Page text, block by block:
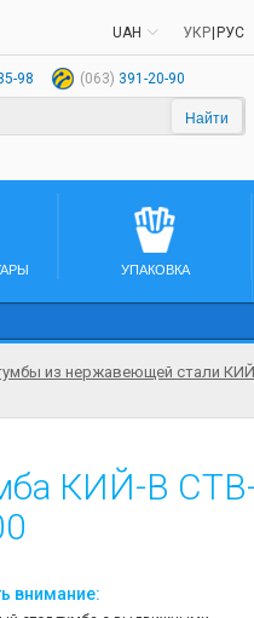
UAH РУС
УКР
98 (063) 391-20-90
Найти
УПАКОВКА
из нержавеющей стали
КИЙ-В
внимание: